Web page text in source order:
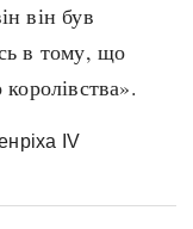
доба
революція
незалежна
він був
в тому, що
IV